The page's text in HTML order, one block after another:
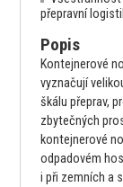
přepravní
Popis
Kontejnerové
vyznačují
škálu přeprav,
zbytečných
kontejnerové
odpadovém
i při zemních a